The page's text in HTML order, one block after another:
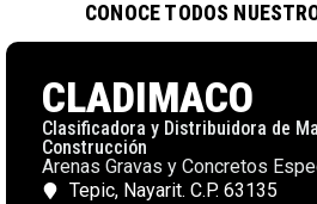
CONOCE TODOS
CLADIMACO
Clasificadora y Distribuidora de
Construcción
Arenas Gravas y Concretos
Tepic, Nayarit. C.P. 63135